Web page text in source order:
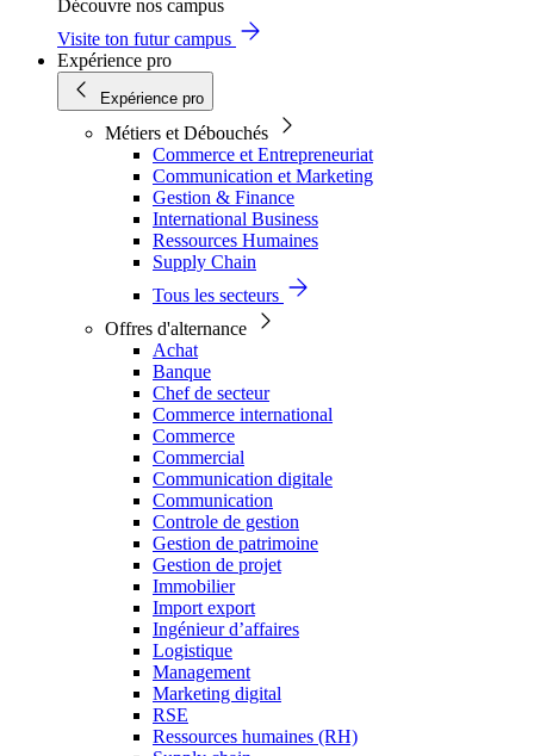
Découvre nos campus
Visite ton futur campus
Expérience pro
Expérience pro
Métiers et Débouchés
Commerce et Entrepreneuriat
Communication et Marketing
Gestion & Finance
International Business
Ressources Humaines
Supply Chain
Tous les secteurs
Offres d'alternance
Achat
Banque
Chef de secteur
Commerce international
Commerce
Commercial
Communication digitale
Communication
Controle de gestion
Gestion de patrimoine
Gestion de projet
Immobilier
Import export
Ingénieur d’affaires
Logistique
Management
Marketing digital
RSE
Ressources humaines (RH)